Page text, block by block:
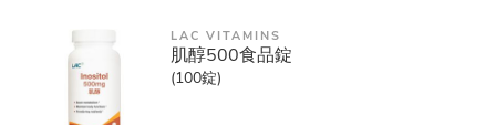
LAC VITAMINS
肌醇500食品錠
(100錠)